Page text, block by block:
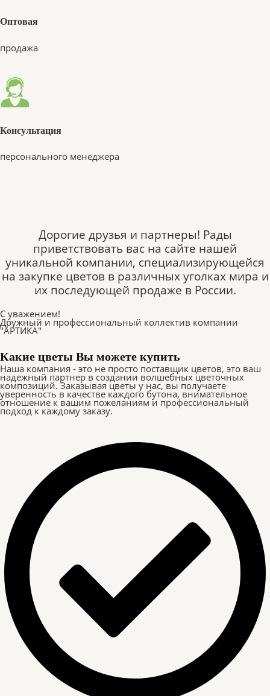
Оптовая
продажа
Консультация
персонального менеджера
Дорогие друзья и партнеры! Рады
приветствовать вас на сайте нашей
уникальной компании, специализирующейся
на закупке цветов в различных уголках мира и
их последующей продаже в России.
С уважением!
Дружный и профессиональный коллектив компании
"АРТИКА"
Какие цветы Вы можете купить
Наша компания - это не просто поставщик цветов, это ваш
надежный партнер в создании волшебных цветочных
композиций. Заказывая цветы у нас, вы получаете
уверенность в качестве каждого бутона, внимательное
отношение к вашим пожеланиям и профессиональный
подход к каждому заказу.